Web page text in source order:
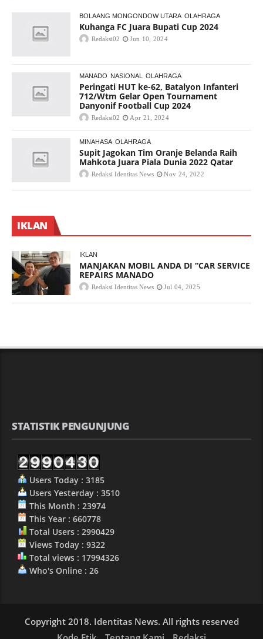
BOLAANG MONGONDOW UTARA OLAHRAGA
Kuhanga FC Juara Bupati Cup 2024
Redaksi02 Jun 10, 2024
MANADO NASIONAL OLAHRAGA
Peringati HUT ke-62, Batalyon Infanteri
712/Wtm Gelar Open Tournament
Danyonif Football Cup 2024
Redaksi02 Apr 21, 2024
MINAHASA OLAHRAGA
Supit Jagokan Tim Oranje Belanda Raih
Mahkota Juara Piala Dunia 2022 Qatar
Redaksi Identitas News Nov 24, 2022
IKLAN
IKLAN
MANJAKAN MOBIL ANDA DI “CAR SERVICE
REPAIRS MANADO
Redaksi Identitas News Jul 04, 2025
STATISTIK PENGUNJUNG
Users Today : 3185
Users Yesterday : 3510
This Month : 23974
This Year : 660778
Total Users : 2990429
Views Today : 9322
Total views : 17994326
Who's Online : 26
Copyright 2018. Identitas News. All rights reserved